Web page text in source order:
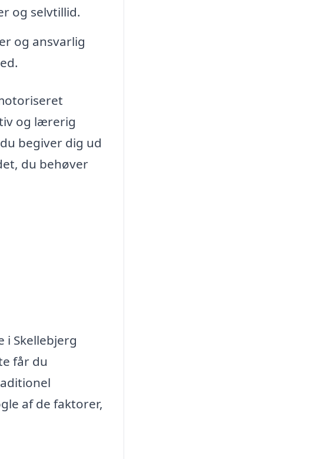
og selvtillid.
og ansvarlig
og lærerig
begiver dig ud
du behøver
i Skellebjerg
får du
af de faktorer,